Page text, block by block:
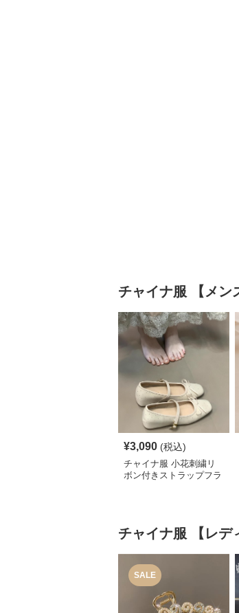
チャイナ服 【メ
¥3,090 (税込)
チャイナ服 小花刺繍リ
ボン付きストラップフラ
チャイナ服 【レ
SALE